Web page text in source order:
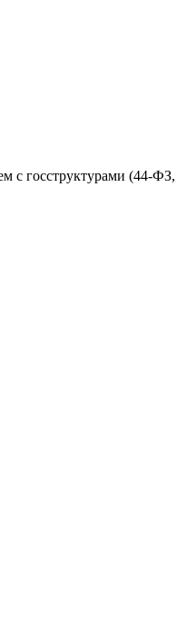
с госструктурами (44-